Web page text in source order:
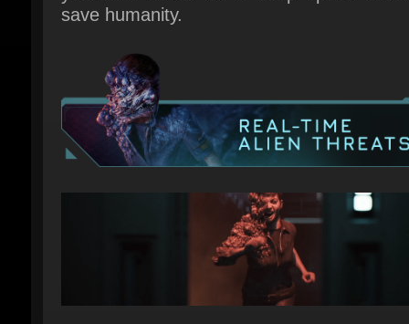
Evade a deadly alien threat that roams the
corridors of the ship, intent on